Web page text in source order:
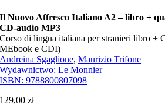
Il Nuovo Affresco Italiano A2 – libro +
CD-audio MP3
Corso di lingua italiana per stranieri libro +
MEbook e CDI)
Andreina Sgaglione,Maurizio Trifone
Wydawnictwo:Le Monnier
ISBN:9788800807098
129,00zł